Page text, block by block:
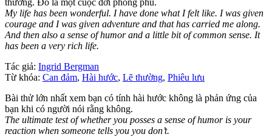
thường. Đó là một cuộc đời phong phú.
My life has been wonderful. I have done what I felt like. I was given
courage and I was given adventure and that has carried me along.
And then also a sense of humor and a little bit of common sense. It
has been a very rich life.
Tác giả: Ingrid Bergman
Từ khóa: Can đảm, Hài hước, Lẽ thường, Phiêu lưu
Bài thử lớn nhất xem bạn có tính hài hước không là phản ứng của
bạn khi có người nói rằng không.
The ultimate test of whether you posses a sense of humor is your
reaction when someone tells you you don’t.